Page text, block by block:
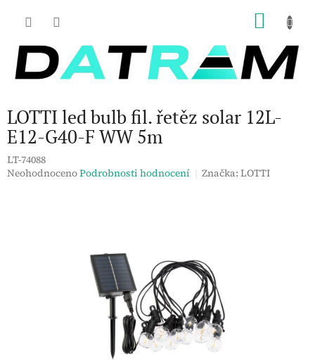
LOTTI led bulb fil. řetěz solar 12L-
E12-G40-F WW 5m
LT-74088
Průměrné
NeohodnocenoPodrobnosti hodnocení Značka:LOTTI